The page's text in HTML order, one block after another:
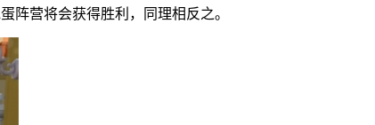
阵营将会获得胜利，同理相反之。